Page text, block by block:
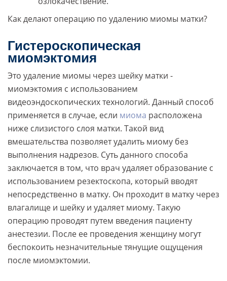
Как делают операцию по удалению миомы матки?
Гистероскопическая
миомэктомия
Это удаление миомы через шейку матки -
миомэктомия с использованием
видеоэндоскопических технологий. Данный способ
применяется в случае, если миома расположена
ниже слизистого слоя матки. Такой вид
вмешательства позволяет удалить миому без
выполнения надрезов. Суть данного способа
заключается в том, что врач удаляет образование с
использованием резектоскопа, который вводят
непосредственно в матку. Он проходит в матку через
влагалище и шейку и удаляет миому. Такую
операцию проводят путем введения пациенту
анестезии. После ее проведения женщину могут
беспокоить незначительные тянущие ощущения
после миомэктомии.